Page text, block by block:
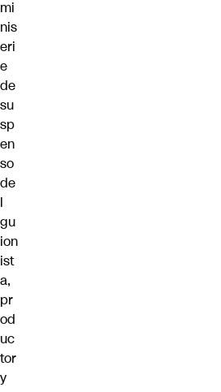
mi
nis
eri
e
de
su
sp
en
so
de
l
gu
ion
ist
a,
pr
od
uc
tor
y